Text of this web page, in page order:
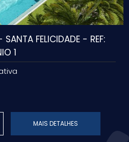
FELICIDADE - REF:
1
MAIS DETALHES